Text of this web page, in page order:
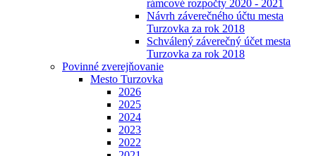
rámcové rozpočty 2020 - 2021
Návrh záverečného účtu mesta
Turzovka za rok 2018
Schválený záverečný účet mesta
Turzovka za rok 2018
Povinné zverejňovanie
Mesto Turzovka
2026
2025
2024
2023
2022